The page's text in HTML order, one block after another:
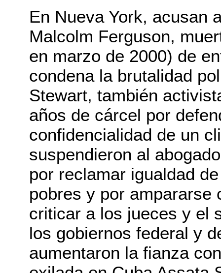
En Nueva York, acusan
Malcolm Ferguson,
en marzo de 2000) de
condena la brutalidad
Stewart, también
años de cárcel por
confidencialidad de un
suspendieron al
por reclamar igualdad
pobres y por ampararse
criticar a los jueces y el
los gobiernos federal y
aumentaron la fianza